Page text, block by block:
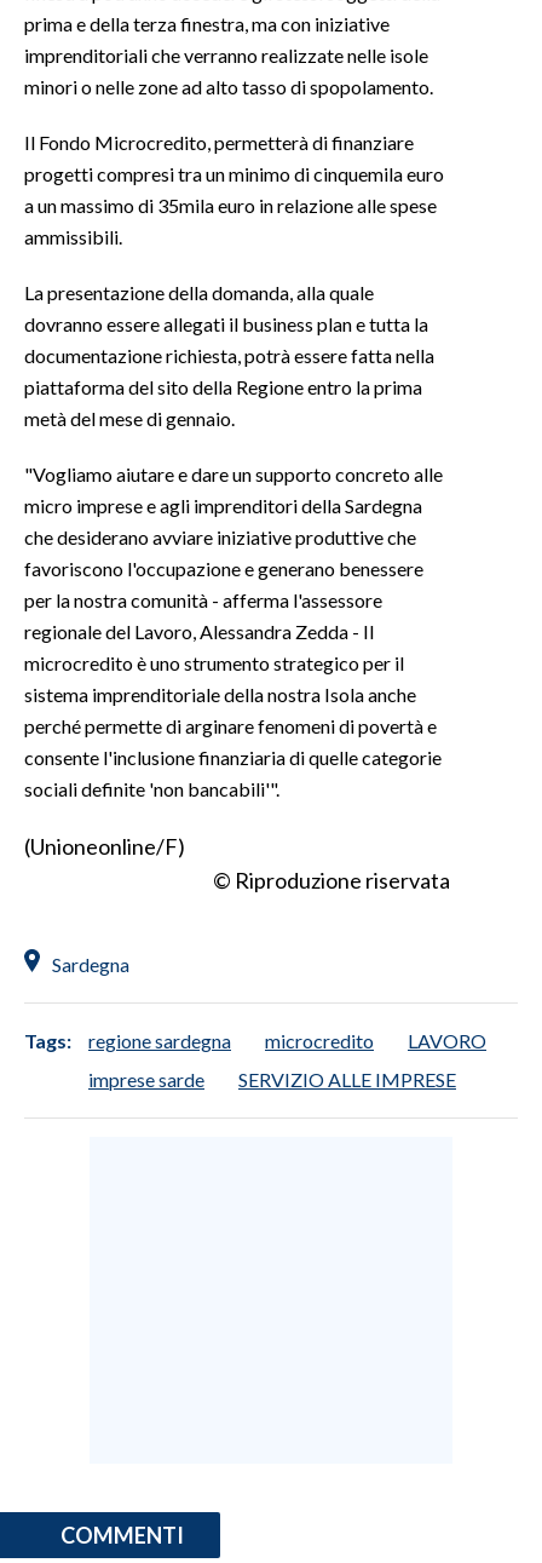
ABBONATI
ANNUNCI
NECROLOGI
PUBBLICITÀ
SPIAGGE
STORE
prima e della terza finestra, ma con iniziative
imprenditoriali che verranno realizzate nelle isole
minori o nelle zone ad alto tasso di spopolamento.
Il Fondo Microcredito, permetterà di finanziare
progetti compresi tra un minimo di cinquemila euro
a un massimo di 35mila euro in relazione alle spese
ammissibili.
La presentazione della domanda, alla quale
dovranno essere allegati il business plan e tutta la
documentazione richiesta, potrà essere fatta nella
piattaforma del sito della Regione entro la prima
metà del mese di gennaio.
"Vogliamo aiutare e dare un supporto concreto alle
micro imprese e agli imprenditori della Sardegna
che desiderano avviare iniziative produttive che
favoriscono l'occupazione e generano benessere
per la nostra comunità - afferma l'assessore
regionale del Lavoro, Alessandra Zedda - Il
microcredito è uno strumento strategico per il
sistema imprenditoriale della nostra Isola anche
perché permette di arginare fenomeni di povertà e
consente l'inclusione finanziaria di quelle categorie
sociali definite 'non bancabili'".
(Unioneonline/F)
© Riproduzione riservata
Sardegna
Tags: regione sardegna microcredito
LAVORO
imprese sarde
SERVIZIO ALLE IMPRESE
COMMENTI